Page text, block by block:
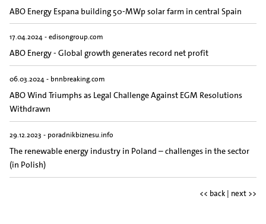
ABO Energy Espana building 50-MWp solar farm in central Spain
17.04.2024 - edisongroup.com
ABO Energy - Global growth generates record net profit
06.03.2024 - bnnbreaking.com
ABO Wind Triumphs as Legal Challenge Against EGM Resolutions
Withdrawn
29.12.2023 - poradnikbiznesu.info
The renewable energy industry in Poland – challenges in the sector
(in Polish)
<< back | next >>